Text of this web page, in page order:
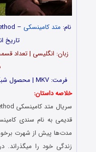
نام: متد کامینسکی – The Kominsky Method | ژانر:
تاریخ
فرمت: MKV | محصول شبکه نتفلیکس آمریکا | امتیاز: 8.2 از 10
خلاصه داستان:
قدیمی به نام سندی
مدت‌ها پیش از شهرت
زندگی خود را میگذراند.